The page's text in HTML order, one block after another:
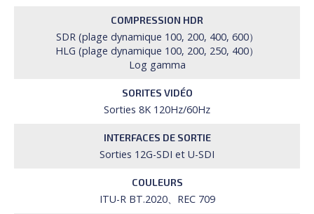
COMPRESSION HDR
SDR (plage dynamique 100, 200, 400, 600）
HLG (plage dynamique 100, 200, 250, 400）
Log gamma
SORITES VIDÉO
Sorties 8K 120Hz/60Hz
INTERFACES DE SORTIE
Sorties 12G-SDI et U-SDI
COULEURS
ITU-R BT.2020、REC 709